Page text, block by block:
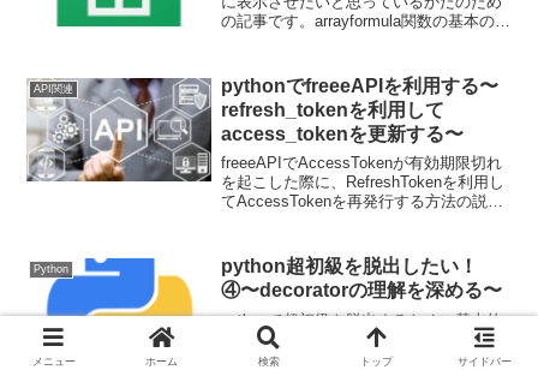
の記事です。arrayformula関数の基本の基
使ってみてください。
API関連
pythonでfreeeAPIを利用する〜
refresh_tokenを利用して
access_tokenを更新する〜
freeeAPIでAccessTokenが有効期限切れ
を起こした際に、RefreshTokenを利用し
てAccessTokenを再発行する方法の説明
Python
python超初級を脱出したい！
④〜decoratorの理解を深める〜
pythonで超初級を脱出するため、基本的
理解を深めることを目的とした記事で
す。今回はdecoratorです。decoratorとは
メニュー ホーム 検索 トップ サイドバー